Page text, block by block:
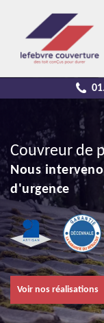
Couvreur de
Nous
d'urgence
Voir nos réalisations